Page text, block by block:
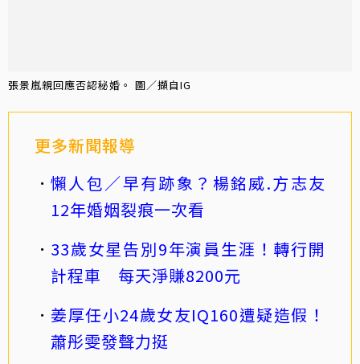
張景嵐親回應否認秘婚。 圖／擷自IG
更多新聞報導
懶人包／早有跡象？楊銘威.方志友
12年婚姻裂痕一次看
33歲女星告別9年演員生涯！轉行開
計程車 每天淨賺8200元
姜厚任小24歲女友IQ160遭疑造假！
蕭彤雯發聲力挺